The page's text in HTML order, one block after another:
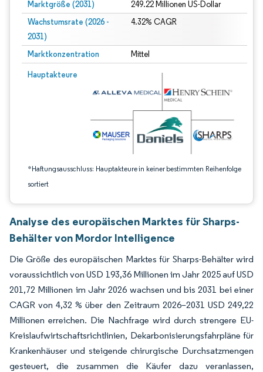
Marktgröße (2031) 249.22 Millionen US-Dollar
Wachstumsrate (2026 -
2031)
4.32% CAGR
Marktkonzentration Mittel
Hauptakteure
*Haftungsausschluss: Hauptakteure in keiner bestimmten Reihenfolge
sortiert
Bild © Mordor Intelligence. Wiederverwendung erfordert Namensnennung
Analyse des europäischen Marktes für Sharps-
Behälter von Mordor Intelligence
Die Größe des europäischen Marktes für Sharps-Behälter wird
voraussichtlich von USD 193,36 Millionen im Jahr 2025 auf USD
201,72 Millionen im Jahr 2026 wachsen und bis 2031 bei einer
CAGR von 4,32 % über den Zeitraum 2026–2031 USD 249,22
Millionen erreichen. Die Nachfrage wird durch strengere EU-
Kreislaufwirtschaftsrichtlinien, Dekarbonisierungsfahrpläne für
Krankenhäuser und steigende chirurgische Durchsatzmengen
gesteuert, die zusammen die Käufer dazu veranlassen,